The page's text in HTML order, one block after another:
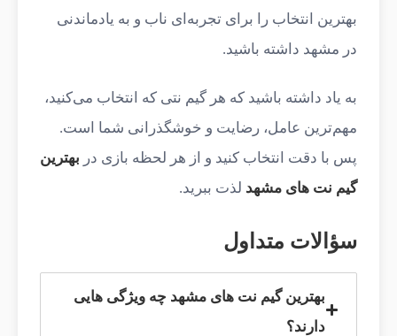
بهترین انتخاب را برای تجربه‌ای ناب و به یادماندنی
در مشهد داشته باشید.
به یاد داشته باشید که هر گیم نتی که انتخاب می‌کنید،
مهم‌ترین عامل، رضایت و خوشگذرانی شما است.
پس با دقت انتخاب کنید و از هر لحظه بازی در بهترین
گیم نت‌ های مشهد لذت ببرید.
سؤالات متداول
بهترین گیم نت های مشهد چه ویژگی هایی
دارند؟